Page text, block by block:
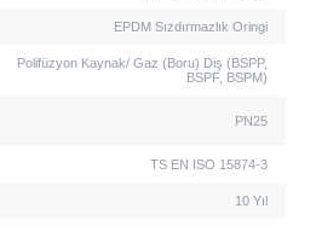
EPDM Sızdırmazlık Oringi
Polifüzyon Kaynak/ Gaz (Boru) Diş (BSPP,
BSPF, BSPM)
PN25
TS EN ISO 15874-3
10 Yıl